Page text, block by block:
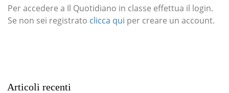
Per accedere a Il Quotidiano in classe effettua il login.
Se non sei registrato clicca qui per creare un account.
Articoli recenti